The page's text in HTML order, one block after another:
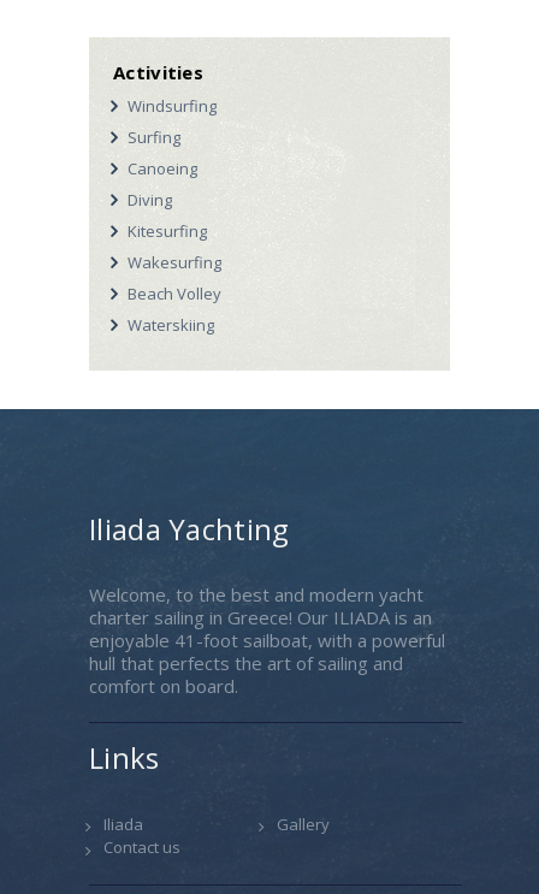
Activities
Windsurfing
Surfing
Canoeing
Diving
Kitesurfing
Wakesurfing
Beach Volley
Waterskiing
Iliada Yachting
Welcome, to the best and modern yacht
charter sailing in Greece! Our ILIADA is an
enjoyable 41-foot sailboat, with a powerful
hull that perfects the art of sailing and
comfort on board.
Links
Iliada
Gallery
Contact us